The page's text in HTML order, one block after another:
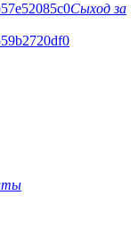
Сыход за